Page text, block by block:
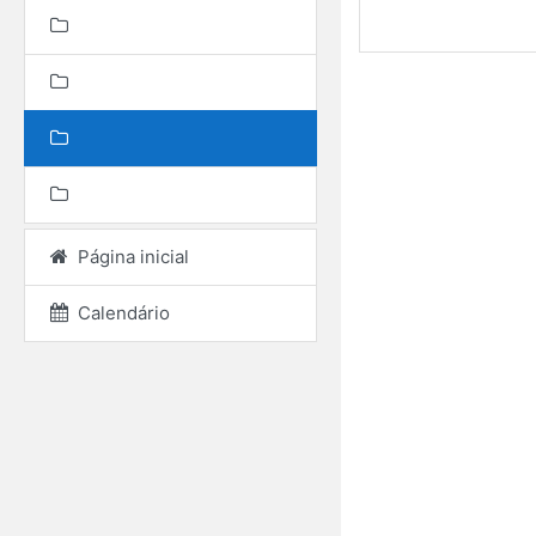
Página inicial
Calendário